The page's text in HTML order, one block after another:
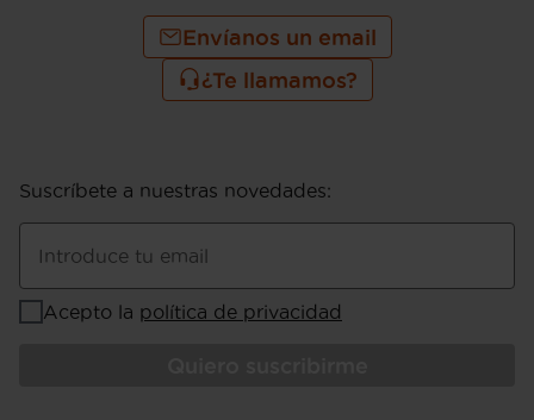
Envíanos un email
¿Te llamamos?
Suscríbete a nuestras novedades:
Introduce tu email
Acepto la política de privacidad